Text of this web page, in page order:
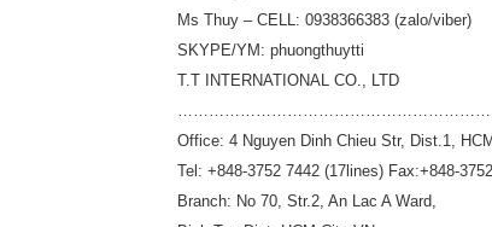
Ms Thuy – CELL: 0938366383 (zalo/viber)
SKYPE/YM: phuongthuytti
T.T INTERNATIONAL CO., LTD
Office: 4 Nguyen Dinh Chieu Str, Dist.1,
Tel: +848-3752 7442 (17lines) Fax:+848-
Branch: No 70, Str.2, An Lac A Ward,